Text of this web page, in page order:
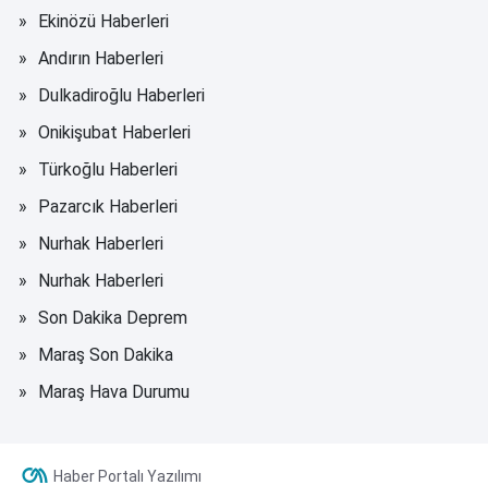
Ekinözü Haberleri
Andırın Haberleri
Dulkadiroğlu Haberleri
Onikişubat Haberleri
Türkoğlu Haberleri
Pazarcık Haberleri
Nurhak Haberleri
Nurhak Haberleri
Son Dakika Deprem
Maraş Son Dakika
Maraş Hava Durumu
Haber Portalı Yazılımı